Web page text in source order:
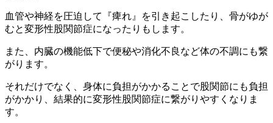
血管や神経を圧迫して『痺れ』を引き起こしたり、骨がゆが
むと変形性股関節症になったりもします。
また、内臓の機能低下で便秘や消化不良など体の不調にも繋
がります。
それだけでなく、身体に負担がかかることで股関節にも負担
がかかり、結果的に変形性股関節症に繋がりやすくなりま
す。